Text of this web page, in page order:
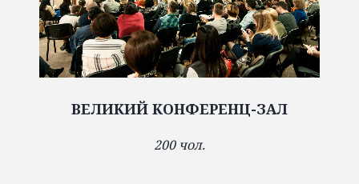
ВЕЛИКИЙ КОНФЕРЕНЦ-ЗАЛ
200 чол.